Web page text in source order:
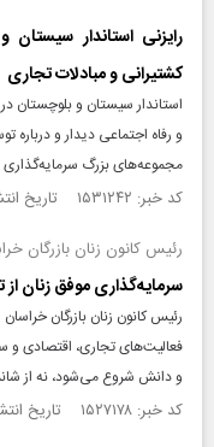
رایزنی استاندار
کشتیرانی و مبادلات تجاری
استاندار سیستان و بلوچستان در
و رفاه اجتماعی دیدار و
مجموعه‌های بزرگ سرمایه‌گذاری
کد خبر: ۱۵۳۱۲۴۲ تاریخ انتشار : ۱۴۰۴/۰۹/۱۲
رئیس کانون زنان بازرگان
سرمایه‌گذاری موفق زنان
رئیس کانون زنان بازرگان
فعالیت‌های تجاری، اقتصادی و
و دانش شروع می‌شود، نه از
کد خبر: ۱۵۲۷۱۷۸ تاریخ انتشار : ۱۴۰۴/۰۸/۱۹